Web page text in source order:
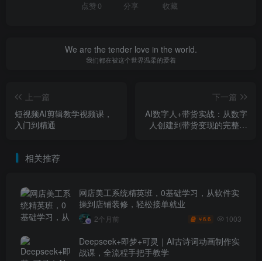
点赞 0 分享 收藏
We are the tender love in the world.
我们都在被这个世界温柔的爱着
上一篇
短视频AI剪辑教学视频课，
入门到精通
下一篇
AI数字人+带货实战：从数字
人创建到带货变现的完整链
相关推荐
网店美工系统精英班，0基础学习，从软件实
操到店铺装修，轻松接单就业
2个月前 ￥6.6 1003
Deepseek+即梦+可灵｜AI古诗词动画制作实
战课，全流程手把手教学